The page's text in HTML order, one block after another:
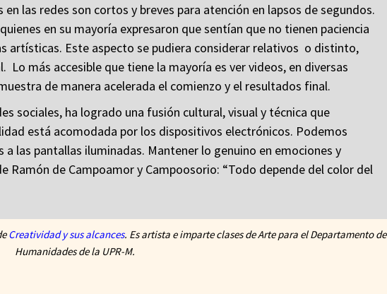
las redes son cortos y breves para atención en lapsos de segundos.
en su mayoría expresaron que sentían que no tienen paciencia
artísticas. Este aspecto se pudiera considerar relativos o distinto,
más accesible que tiene la mayoría es ver videos, en diversas
de manera acelerada el comienzo y el resultados final.
sociales, ha logrado una fusión cultural, visual y técnica que
está acomodada por los dispositivos electrónicos. Podemos
las pantallas iluminadas. Mantener lo genuino en emociones y
Ramón de Campoamor y Campoosorio: “Todo depende del color del
Creatividad y sus alcances. Es artista e imparte clases de Arte para el Departamento de
Humanidades de la UPR-M.